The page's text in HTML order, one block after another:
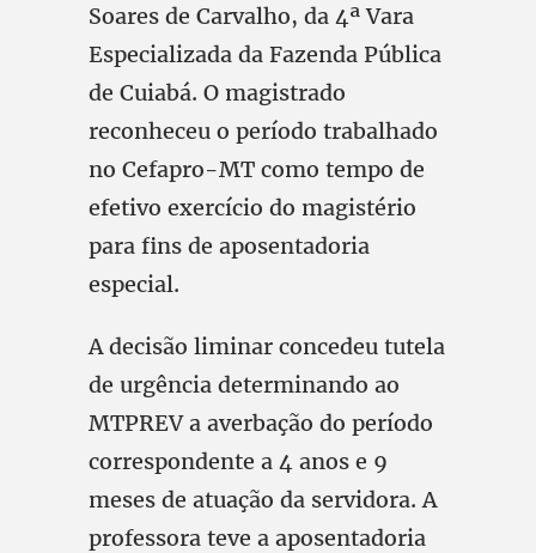
Soares de Carvalho, da 4ª Vara
Especializada da Fazenda Pública
de Cuiabá. O magistrado
reconheceu o período trabalhado
no Cefapro-MT como tempo de
efetivo exercício do magistério
para fins de aposentadoria
especial.
A decisão liminar concedeu tutela
de urgência determinando ao
MTPREV a averbação do período
correspondente a 4 anos e 9
meses de atuação da servidora. A
professora teve a aposentadoria